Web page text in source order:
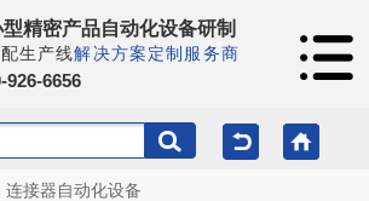
精密产品自动化设备研制
生产线解决方案定制服务商
926-6656
连接器自动化设备